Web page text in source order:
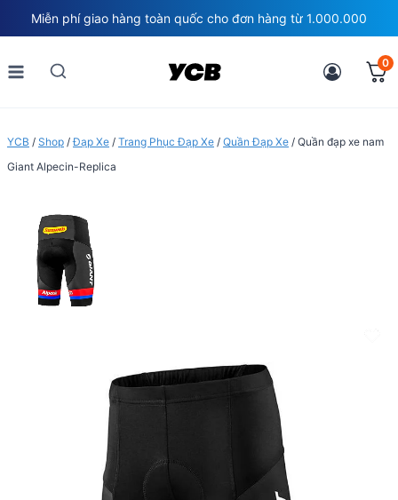
to
content
Miễn phí giao hàng toàn quốc cho đơn hàng từ 1.000.000
0
YCB / Shop /Đạp Xe / Trang Phục Đạp Xe / Quần Đạp Xe / Quần đạp xe nam
Giant Alpecin-Replica